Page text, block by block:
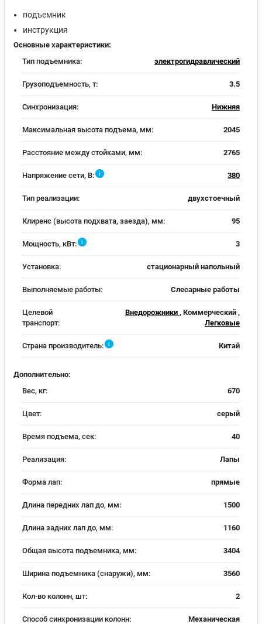
подъемник
инструкция
Основные характеристики:
Тип подъемника:
электрогидравлический
Грузоподъемность, т: 3.5
Синхронизация: Нижняя
Максимальная высота подъема, мм: 2045
Расстояние между стойками, мм: 2765
Напряжение сети, В: i 380
Тип реализации: двухстоечный
Клиренс (высота подхвата, заезда), мм: 95
Мощность, кВт: i 3
Установка: стационарный напольный
Выполняемые работы: Слесарные работы
Целевой
транспорт:
Внедорожники , Коммерческий ,
Легковые
Страна производитель: i Китай
Дополнительно:
Вес, кг:
670
Цвет: серый
Время подъема, сек: 40
Реализация: Лапы
Форма лап: прямые
Длина передних лап до, мм: 1500
Длина задних лап до, мм: 1160
Общая высота подъемника, мм: 3404
Ширина подъемника (снаружи), мм: 3560
Кол-во колонн, шт: 2
Способ синхронизации колонн: Механическая